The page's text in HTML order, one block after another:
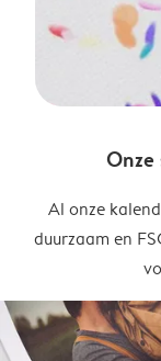
Al onze
duurzaam en